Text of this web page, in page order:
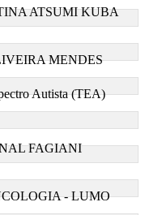
ATSUMI KUBA
MENDES
Autista (TEA)
FAGIANI
- LUMO